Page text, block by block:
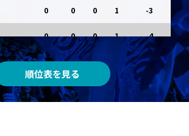
0 0 0 1 -3
0 0 0 1 -4
0 0 0 0
0 0 0 0 0
順位表を見る